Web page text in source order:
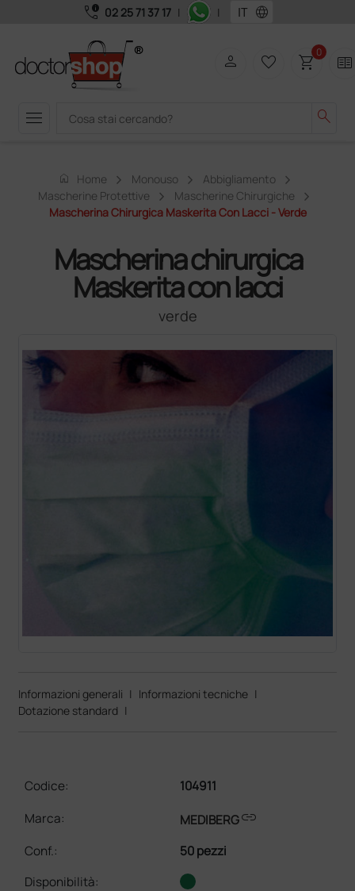
call_quality 02 25 71 37 17 | | language
menu search
person favorite_border shopping_cart0 two_pager
home Home Monouso
Abbigliamento
Mascherine Protettive
Mascherine Chirurgiche
Mascherina Chirurgica Maskerita Con Lacci - Verde
Mascherina chirurgica
Maskerita con lacci
verde
Informazioni generali | Informazioni tecniche |
Dotazione standard |
Codice:
104911
Marca:
MEDIBERGlink
Conf.:
50 pezzi
Disponibilità: